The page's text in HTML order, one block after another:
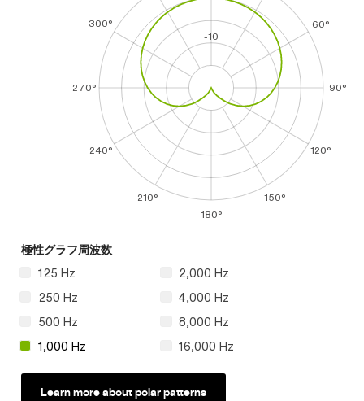
60°
90°
120°
150°
180°
210°
240°
270°
300°
-10
極性グラフ周波数
125 Hz
250 Hz
500 Hz
1,000 Hz
2,000 Hz
4,000 Hz
8,000 Hz
16,000 Hz
Learn more about polar patterns